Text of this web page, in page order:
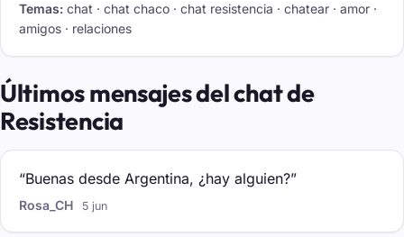
Temas: chat · chat chaco · chat resistencia · chatear · amor ·
amigos · relaciones
Últimos mensajes del chat de
Resistencia
“Buenas desde Argentina, ¿hay alguien?”
Rosa_CH 5 jun